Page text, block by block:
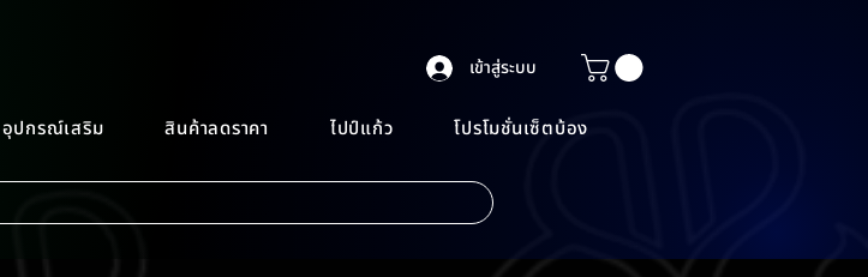
เข้าสู่ระบบ
อุปกรณ์เสริม สินค้าลดราคา ไปป์แก้ว โปรโมชั่นเซ็ตบ้อง